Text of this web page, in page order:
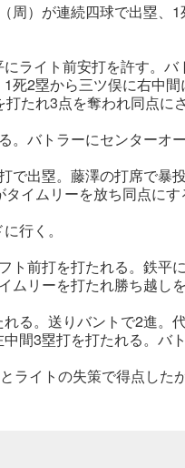
周）が連続四球で出塁、
ライト前安打を許す。
死2塁から三ツ俣に右中
たれ3点を奪われ同点に
。バトラーにセンターオ
で出塁。藤澤の打席で暴
イムリーを放ち同点にす
行く。
ト前打を打たれる。鉄平
ムリーを打たれ勝ち越し
る。送りバントで2進。
間3塁打を打たれる。バ
ライトの失策で得点し